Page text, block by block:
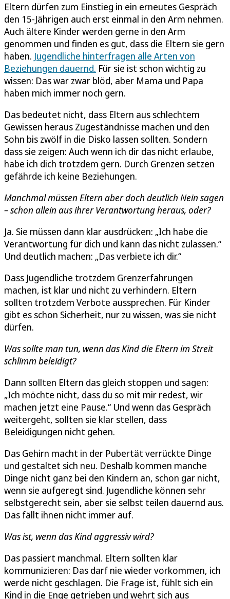
Eltern dürfen zum Einstieg in ein erneutes Gespräch
den 15-Jährigen auch erst einmal in den Arm nehmen.
Auch ältere Kinder werden gerne in den Arm
genommen und finden es gut, dass die Eltern sie gern
haben. Jugendliche hinterfragen alle Arten von
Beziehungen dauernd. Für sie ist schon wichtig zu
wissen: Das war zwar blöd, aber Mama und Papa
haben mich immer noch gern.
Das bedeutet nicht, dass Eltern aus schlechtem
Gewissen heraus Zugeständnisse machen und den
Sohn bis zwölf in die Disko lassen sollten. Sondern
dass sie zeigen: Auch wenn ich dir das nicht erlaube,
habe ich dich trotzdem gern. Durch Grenzen setzen
gefährde ich keine Beziehungen.
Manchmal müssen Eltern aber doch deutlich Nein sagen
– schon allein aus ihrer Verantwortung heraus, oder?
Ja. Sie müssen dann klar ausdrücken: „Ich habe die
Verantwortung für dich und kann das nicht zulassen.“
Und deutlich machen: „Das verbiete ich dir.“
Dass Jugendliche trotzdem Grenzerfahrungen
machen, ist klar und nicht zu verhindern. Eltern
sollten trotzdem Verbote aussprechen. Für Kinder
gibt es schon Sicherheit, nur zu wissen, was sie nicht
dürfen.
Was sollte man tun, wenn das Kind die Eltern im Streit
schlimm beleidigt?
Dann sollten Eltern das gleich stoppen und sagen:
„Ich möchte nicht, dass du so mit mir redest, wir
machen jetzt eine Pause.“ Und wenn das Gespräch
weitergeht, sollten sie klar stellen, dass
Beleidigungen nicht gehen.
Das Gehirn macht in der Pubertät verrückte Dinge
und gestaltet sich neu. Deshalb kommen manche
Dinge nicht ganz bei den Kindern an, schon gar nicht,
wenn sie aufgeregt sind. Jugendliche können sehr
selbstgerecht sein, aber sie selbst teilen dauernd aus.
Das fällt ihnen nicht immer auf.
Was ist, wenn das Kind aggressiv wird?
Das passiert manchmal. Eltern sollten klar
kommunizieren: Das darf nie wieder vorkommen, ich
werde nicht geschlagen. Die Frage ist, fühlt sich ein
Kind in die Enge getrieben und wehrt sich aus